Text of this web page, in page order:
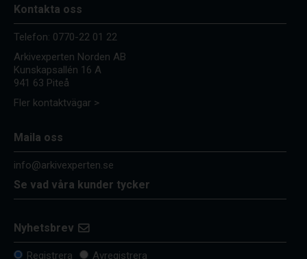
Kontakta oss
Telefon: 0770-22 01 22
Arkivexperten Norden AB
Kunskapsallén 16 A
941 63 Piteå
Fler kontaktvägar >
Maila oss
info@arkivexperten.se
Se vad våra kunder tycker
Nyhetsbrev
Registrera Avregistrera